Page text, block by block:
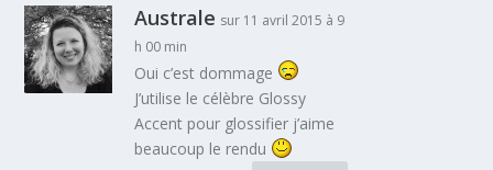
Australe sur 11 avril 2015 à 9
h 00 min
Oui c’est dommage
J’utilise le célèbre Glossy
Accent pour glossifier j’aime
beaucoup le rendu